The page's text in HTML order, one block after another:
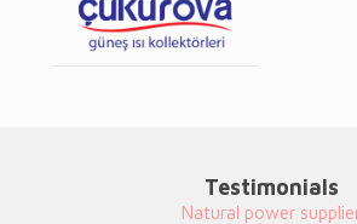
Testimonials
Natural power